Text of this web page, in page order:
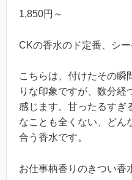
1,850円～
CKの香水のド定番、シー
こちらは、付けたその瞬
りな印象ですが、数分経
感じます。甘ったるすぎ
なことも全くない、どん
合う香水です。
お仕事柄香りのきつい香